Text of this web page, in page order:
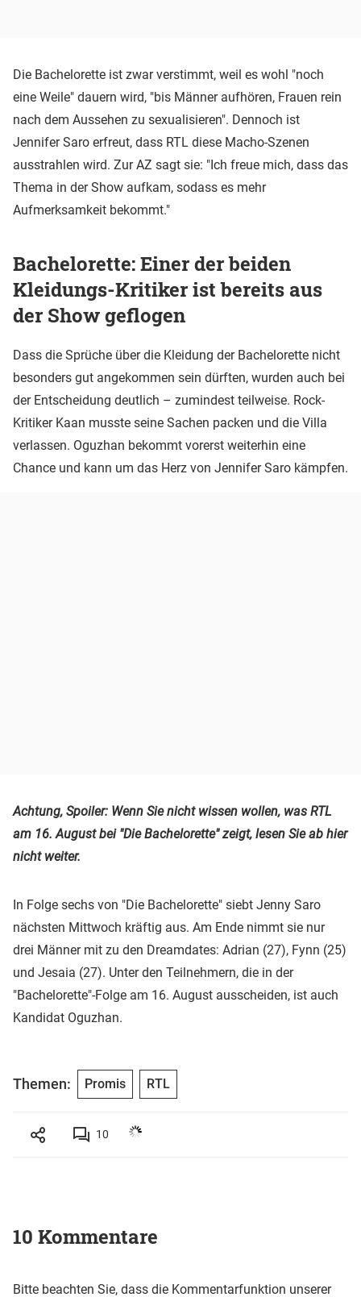
Die Bachelorette ist zwar verstimmt, weil es wohl "noch
eine Weile" dauern wird, "bis Männer aufhören, Frauen rein
nach dem Aussehen zu sexualisieren". Dennoch ist
Jennifer Saro erfreut, dass RTL diese Macho-Szenen
ausstrahlen wird. Zur AZ sagt sie: "Ich freue mich, dass das
Thema in der Show aufkam, sodass es mehr
Aufmerksamkeit bekommt."
Bachelorette: Einer der beiden
Kleidungs-Kritiker ist bereits aus
der Show geflogen
Dass die Sprüche über die Kleidung der Bachelorette nicht
besonders gut angekommen sein dürften, wurden auch bei
der Entscheidung deutlich – zumindest teilweise. Rock-
Kritiker Kaan musste seine Sachen packen und die Villa
verlassen. Oguzhan bekommt vorerst weiterhin eine
Chance und kann um das Herz von Jennifer Saro kämpfen.
Achtung, Spoiler: Wenn Sie nicht wissen wollen, was RTL
am 16. August bei "Die Bachelorette" zeigt, lesen Sie ab hier
nicht weiter.
In Folge sechs von "Die Bachelorette" siebt Jenny Saro
nächsten Mittwoch kräftig aus. Am Ende nimmt sie nur
drei Männer mit zu den Dreamdates: Adrian (27), Fynn (25)
und Jesaia (27). Unter den Teilnehmern, die in der
"Bachelorette"-Folge am 16. August ausscheiden, ist auch
Kandidat Oguzhan.
Themen: Promis RTL
10
10 Kommentare
Bitte beachten Sie, dass die Kommentarfunktion unserer